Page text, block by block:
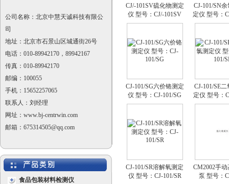
公司名称：北京中慧天诚科技有限公
司
地址：北京市石景山区城通街26号
电话：010-89942170，89942167
传真：010-89942170
邮编：100055
手机：15652257065
联系人：刘经理
网址：www.bj-centrwin.com
邮箱：675314505@qq.com
食品包装材料检测仪
CJ/-101SV硫化物测定
仪 型号：CJ/-101SV
CJ-101/SN
定仪 型号：
CJ-101/SG六价铬测定
仪 型号：CJ-101/SG
CJ-101/SE
定仪 型号：
CJ-101/SR溶解氧测定
仪 型号：CJ-101/SR
CM2002手
泵 型号：